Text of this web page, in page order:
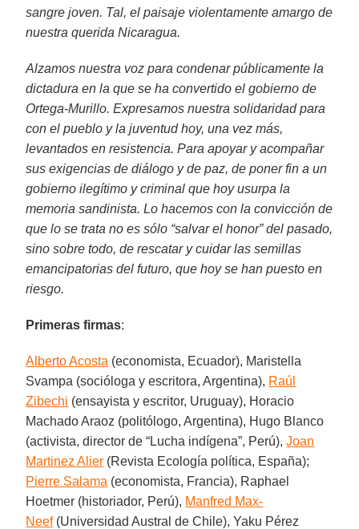
sangre joven. Tal, el paisaje violentamente amargo de
nuestra querida Nicaragua.
Alzamos nuestra voz para condenar públicamente la
dictadura en la que se ha convertido el gobierno de
Ortega-Murillo. Expresamos nuestra solidaridad para
con el pueblo y la juventud hoy, una vez más,
levantados en resistencia. Para apoyar y acompañar
sus exigencias de diálogo y de paz, de poner fin a un
gobierno ilegítimo y criminal que hoy usurpa la
memoria sandinista. Lo hacemos con la convicción de
que lo se trata no es sólo “salvar el honor” del pasado,
sino sobre todo, de rescatar y cuidar las semillas
emancipatorias del futuro, que hoy se han puesto en
riesgo.
Primeras firmas:
Alberto Acosta (economista, Ecuador), Maristella
Svampa (socióloga y escritora, Argentina), Raúl
Zibechi (ensayista y escritor, Uruguay), Horacio
Machado Araoz (politólogo, Argentina), Hugo Blanco
(activista, director de “Lucha indígena”, Perú),Joan
Martinez Alier (Revista Ecología política, España);
Pierre Salama (economista, Francia), Raphael
Hoetmer (historiador, Perú), Manfred Max-
Neef(Universidad Austral de Chile), Yaku Pérez